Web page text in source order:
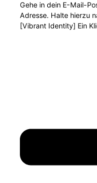
Gehe in dein E-Mail-
Adresse. Halte hierzu
[Vibrant Identity] Ein